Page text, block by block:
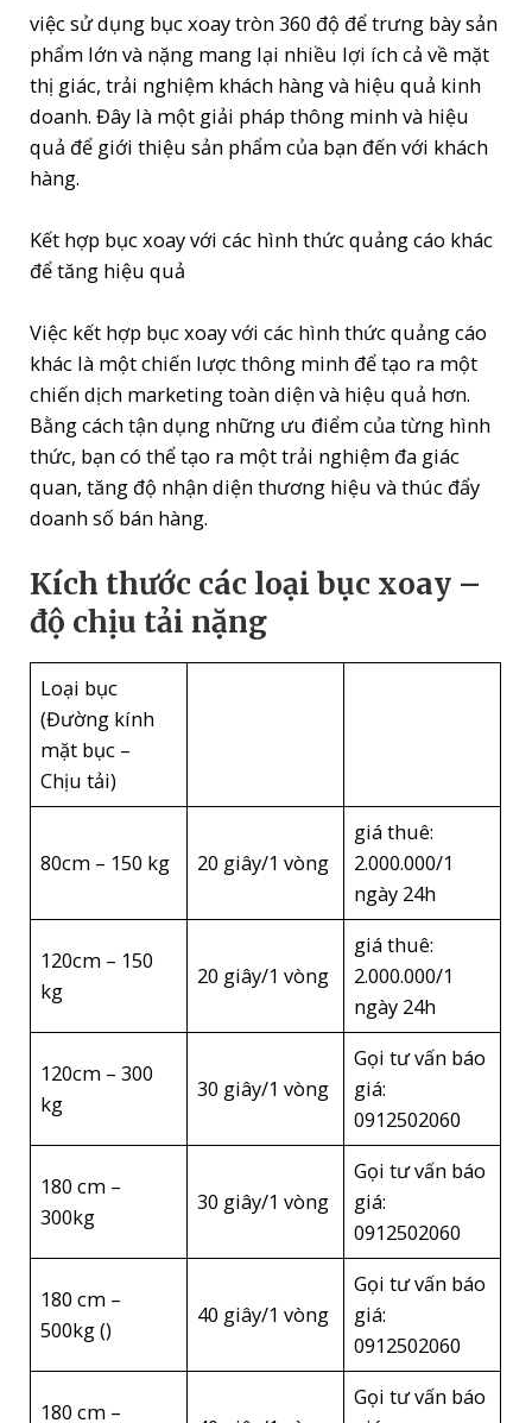
việc sử dụng bục xoay tròn 360 độ để trưng bày sản
phẩm lớn và nặng mang lại nhiều lợi ích cả về mặt
thị giác, trải nghiệm khách hàng và hiệu quả kinh
doanh. Đây là một giải pháp thông minh và hiệu
quả để giới thiệu sản phẩm của bạn đến với khách
hàng.
Kết hợp bục xoay với các hình thức quảng cáo khác
để tăng hiệu quả
Việc kết hợp bục xoay với các hình thức quảng cáo
khác là một chiến lược thông minh để tạo ra một
chiến dịch marketing toàn diện và hiệu quả hơn.
Bằng cách tận dụng những ưu điểm của từng hình
thức, bạn có thể tạo ra một trải nghiệm đa giác
quan, tăng độ nhận diện thương hiệu và thúc đẩy
doanh số bán hàng.
Kích thước các loại bục xoay –
độ chịu tải nặng
Loại bục
(Đường kính
mặt bục –
Chịu tải)
80cm – 150 kg 20 giây/1 vòng
giá thuê:
2.000.000/1
ngày 24h
120cm – 150
kg
20 giây/1 vòng
giá thuê:
2.000.000/1
ngày 24h
120cm – 300
kg
30 giây/1 vòng
Gọi tư vấn báo
giá:
0912502060
180 cm –
300kg
30 giây/1 vòng
Gọi tư vấn báo
giá:
0912502060
180 cm –
500kg ()
40 giây/1 vòng
Gọi tư vấn báo
giá:
0912502060
180 cm –
Gọi tư vấn báo